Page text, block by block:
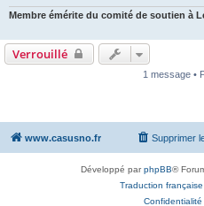
Membre émérite du comité de soutien à
Verrouillé
1 message •
www.casusno.fr Supprimer
Développé parphpBB®
Traduction
Confidentialité